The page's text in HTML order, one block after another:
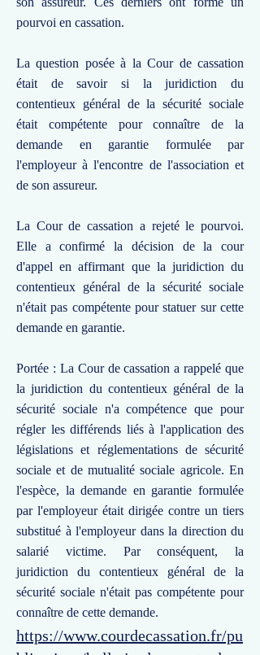
pourvoi en cassation.
La question posée à la Cour de cassation
était de savoir si la juridiction du
contentieux général de la sécurité sociale
était compétente pour connaître de la
demande en garantie formulée par
l'employeur à l'encontre de l'association et
de son assureur.
La Cour de cassation a rejeté le pourvoi.
Elle a confirmé la décision de la cour
d'appel en affirmant que la juridiction du
contentieux général de la sécurité sociale
n'était pas compétente pour statuer sur cette
demande en garantie.
Portée : La Cour de cassation a rappelé que
la juridiction du contentieux général de la
sécurité sociale n'a compétence que pour
régler les différends liés à l'application des
législations et réglementations de sécurité
sociale et de mutualité sociale agricole. En
l'espèce, la demande en garantie formulée
par l'employeur était dirigée contre un tiers
substitué à l'employeur dans la direction du
salarié victime. Par conséquent, la
juridiction du contentieux général de la
sécurité sociale n'était pas compétente pour
connaître de cette demande.
https://www.courdecassation.fr/pu